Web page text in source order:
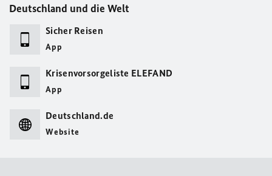
Deutschland und die Welt
Sicher Reisen
App
Krisenvorsorgeliste ELEFAND
App
Deutschland.de
Website